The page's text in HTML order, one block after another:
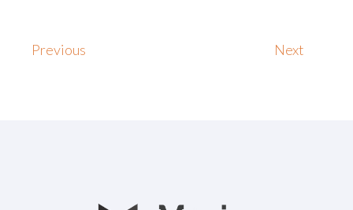
Previous Next